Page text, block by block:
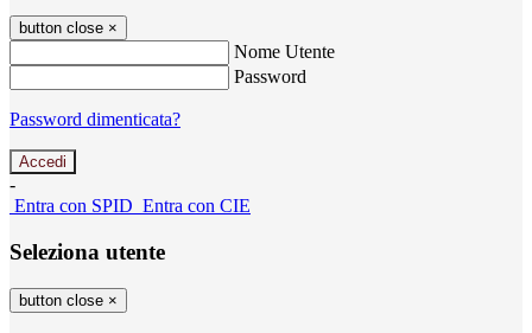
button close ×
Nome Utente
Password
Password dimenticata?
-
Entra con SPID Entra con CIE
Seleziona utente
button close ×